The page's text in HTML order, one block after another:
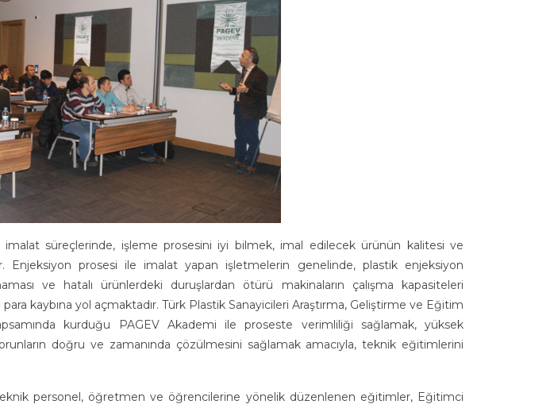
süreçlerinde, işleme prosesini iyi bilmek, imal edilecek ürünün kalitesi ve
Enjeksiyon prosesi ile imalat yapan işletmelerin genelinde, plastik enjeksiyon
ve hatalı ürünlerdeki duruşlardan ötürü makinaların çalışma kapasiteleri
kaybına yol açmaktadır. Türk Plastik Sanayicileri Araştırma, Geliştirme ve Eğitim
kurduğu PAGEV Akademi ile proseste verimliliği sağlamak, yüksek
doğru ve zamanında çözülmesini sağlamak amacıyla, teknik eğitimlerini
personel, öğretmen ve öğrencilerine yönelik düzenlenen eğitimler, Eğitimci